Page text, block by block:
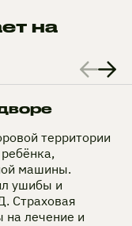
на
территории
машины.
ушибы и
Страховая
на лечение и